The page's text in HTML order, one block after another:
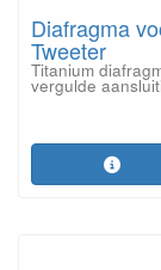
Diafragma
Tweeter
Titanium
vergulde